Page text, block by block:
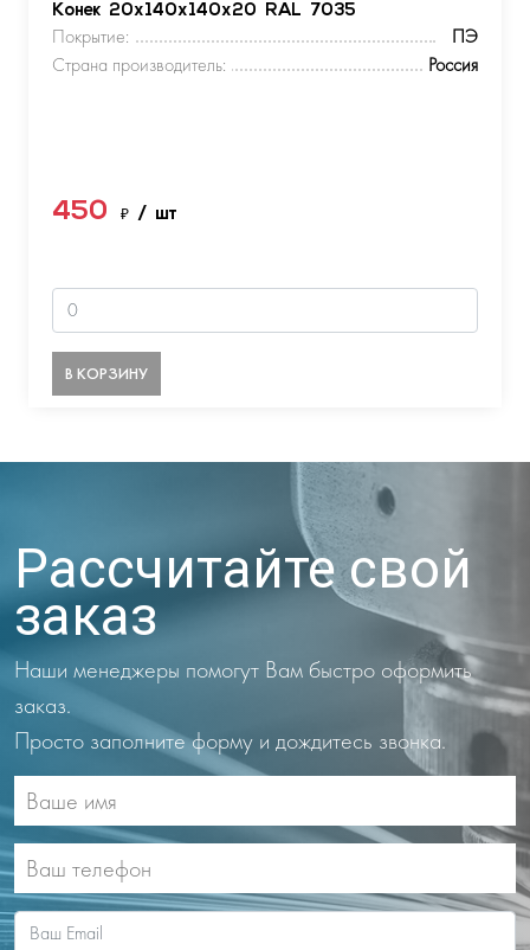
Конек 20х140х140х20 RAL 7035
Покрытие:
ПЭ
Страна производитель:
Россия
450 ₽ / шт
В КОРЗИНУ
Рассчитайте свой
заказ
Наши менеджеры помогут Вам быстро оформить
заказ.
Просто заполните форму и дождитесь звонка.